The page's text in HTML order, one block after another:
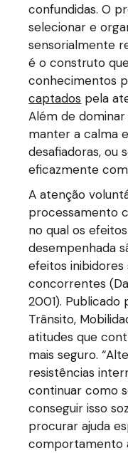
confundidas. O
selecionar e
sensorialmente
é o construto
conhecimentos
captados pela
Além de
manter a calma
desafiadoras, ou
eficazmente
A atenção
processamento
no qual os
desempenhada
efeitos inibidores
concorrentes
2001).
Trânsito,
atitudes que
mais seguro.
resistências
continuar como
conseguir isso
procurar ajuda
comportamento